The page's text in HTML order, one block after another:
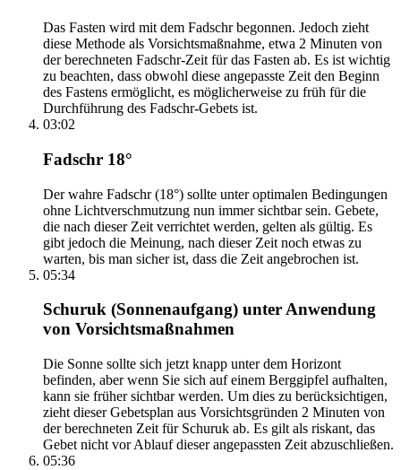
Das Fasten wird mit dem Fadschr begonnen. Jedoch zieht
diese Methode als Vorsichtsmaßnahme, etwa 2 Minuten von
der berechneten Fadschr-Zeit für das Fasten ab. Es ist wichtig
zu beachten, dass obwohl diese angepasste Zeit den Beginn
des Fastens ermöglicht, es möglicherweise zu früh für die
Durchführung des Fadschr-Gebets ist.
03:02
Fadschr 18°
Der wahre Fadschr (18°) sollte unter optimalen Bedingungen
ohne Lichtverschmutzung nun immer sichtbar sein. Gebete,
die nach dieser Zeit verrichtet werden, gelten als gültig. Es
gibt jedoch die Meinung, nach dieser Zeit noch etwas zu
warten, bis man sicher ist, dass die Zeit angebrochen ist.
05:34
Schuruk (Sonnenaufgang) unter Anwendung
von Vorsichtsmaßnahmen
Die Sonne sollte sich jetzt knapp unter dem Horizont
befinden, aber wenn Sie sich auf einem Berggipfel aufhalten,
kann sie früher sichtbar werden. Um dies zu berücksichtigen,
zieht dieser Gebetsplan aus Vorsichtsgründen 2 Minuten von
der berechneten Zeit für Schuruk ab. Es gilt als riskant, das
Gebet nicht vor Ablauf dieser angepassten Zeit abzuschließen.
05:36